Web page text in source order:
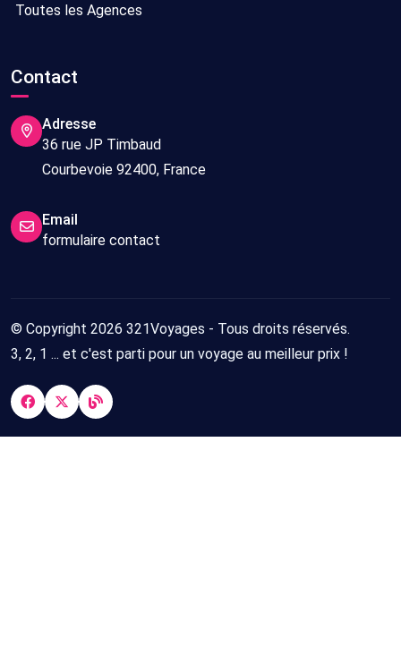
Toutes les Agences
Contact
Adresse
36 rue JP Timbaud
Courbevoie 92400, France
Email
formulaire contact
© Copyright 2026 321Voyages - Tous droits réservés.
3, 2, 1 ... et c'est parti pour un voyage au meilleur prix !